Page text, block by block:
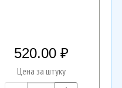
520.00
Цена за штуку